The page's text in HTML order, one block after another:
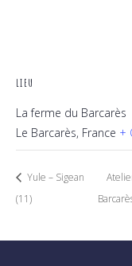
LIEU
La ferme du Barcarès
Le Barcarès, France +
Yule – Sigean
(11)